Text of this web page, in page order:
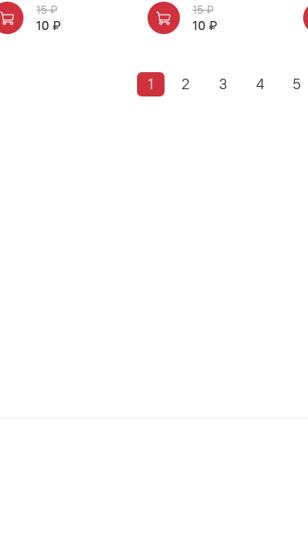
15 ₽
10 ₽
15 ₽
10 ₽
1 2 3 4 5